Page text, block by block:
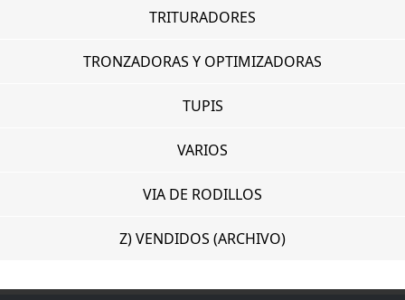
TRITURADORES
TRONZADORAS Y OPTIMIZADORAS
TUPIS
VARIOS
VIA DE RODILLOS
Z) VENDIDOS (ARCHIVO)